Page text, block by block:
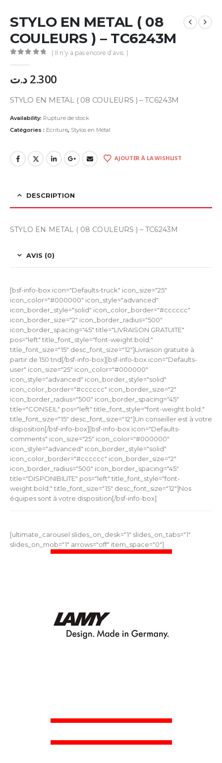
STYLO EN METAL ( 08
COULEURS ) – TC6243M
( Il n’y a pas encore d’avis. )
2.300 د.ت
STYLO EN METAL ( 08 COULEURS ) – TC6243M
Availability: Rupture de stock
Catégories : Ecriture, Stylos en Métal
AJOUTER À LA WISHLIST
DESCRIPTION
STYLO EN METAL ( 08 COULEURS ) – TC6243M
AVIS (0)
[bsf-info-box icon="Defaults-truck" icon_size="25"
icon_color="#000000" icon_style="advanced"
icon_border_style="solid" icon_color_border="#cccccc"
icon_border_size="2" icon_border_radius="500"
icon_border_spacing="45" title="LIVRAISON GRATUITE"
pos="left" title_font_style="font-weight:bold;"
title_font_size="15" desc_font_size="12"]Livraison gratuite à
partir de 150 tnd[/bsf-info-box][bsf-info-box icon="Defaults-
user" icon_size="25" icon_color="#000000"
icon_style="advanced" icon_border_style="solid"
icon_color_border="#cccccc" icon_border_size="2"
icon_border_radius="500" icon_border_spacing="45"
title="CONSEIL" pos="left" title_font_style="font-weight:bold;"
title_font_size="15" desc_font_size="12"]Un conseiller est à votre
disposition[/bsf-info-box][bsf-info-box icon="Defaults-
comments" icon_size="25" icon_color="#000000"
icon_style="advanced" icon_border_style="solid"
icon_color_border="#cccccc" icon_border_size="2"
icon_border_radius="500" icon_border_spacing="45"
title="DISPONIBILITE" pos="left" title_font_style="font-
weight:bold;" title_font_size="15" desc_font_size="12"]Nos
équipes sont à votre disposition[/bsf-info-box]
[ultimate_carousel slides_on_desk="1" slides_on_tabs="1"
slides_on_mob="1" arrows="off" item_space="0"]